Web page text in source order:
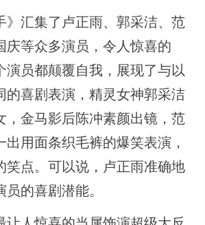
汇集了卢正雨、郭采洁、范
庆等众多演员，令人惊喜的
演员都颠覆自我，展现了与以
的喜剧表演，精灵女神郭采洁
，金马影后陈冲素颜出镜，范
出用面条织毛裤的爆笑表演，
笑点。可以说，卢正雨准确地
的喜剧潜能。